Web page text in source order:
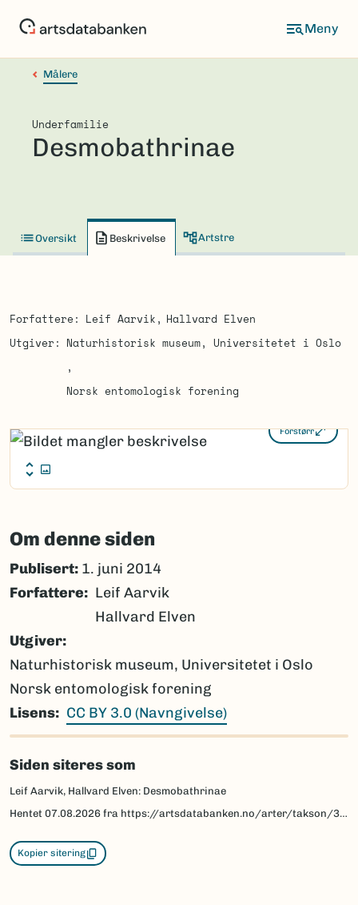
Målere
Underfamilie
Desmobathrinae
Oversikt Beskrivelse Artstre
Forfattere Leif Aarvik
Hallvard Elven
Utgiver
Naturhistorisk museum, Universitetet i Oslo
Norsk entomologisk forening
Forstørr
Om denne siden
Publisert: 1. juni 2014
Forfattere
Leif Aarvik
Hallvard Elven
Utgiver
Naturhistorisk museum, Universitetet i Oslo
Norsk entomologisk forening
Lisens
CC BY 3.0 (Navngivelse)
Siden siteres som
Leif Aarvik, Hallvard Elven: Desmobathrinae
Hentet 07.08.2026 fra https://artsdatabanken.no/arter/takson/30211/beskrivelse
Kopier sitering